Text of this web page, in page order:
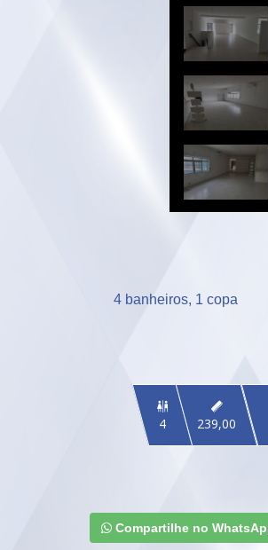
4 banheiros, 1 copa

4

239,00
Compartilhe no